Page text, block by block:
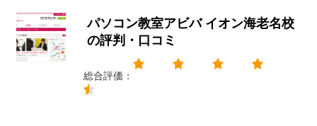
パソコン教室アビバ イオン海老名校
の評判・口コミ
総合評価：